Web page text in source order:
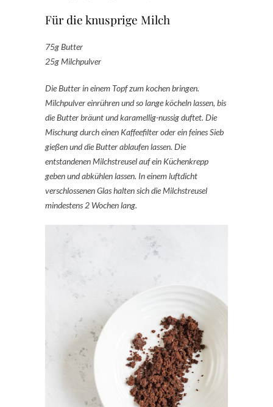
Für die knusprige Milch
75g Butter
25g Milchpulver
Die Butter in einem Topf zum kochen bringen.
Milchpulver einrühren und so lange köcheln lassen, bis
die Butter bräunt und karamellig-nussig duftet. Die
Mischung durch einen Kaffeefilter oder ein feines Sieb
gießen und die Butter ablaufen lassen. Die
entstandenen Milchstreusel auf ein Küchenkrepp
geben und abkühlen lassen. In einem luftdicht
verschlossenen Glas halten sich die Milchstreusel
mindestens 2 Wochen lang.